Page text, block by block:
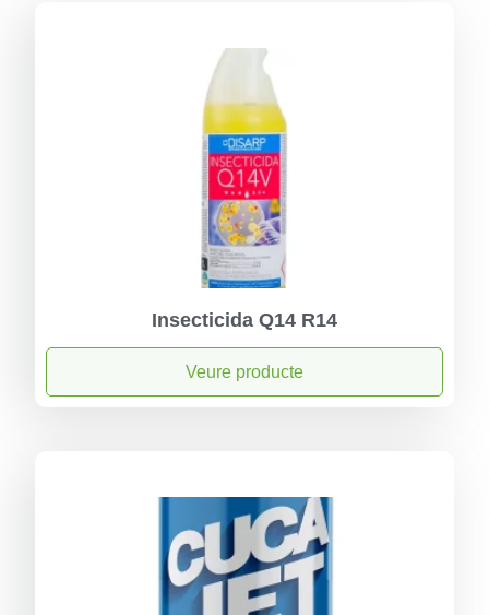
Insecticida Q14 R14
Veure producte